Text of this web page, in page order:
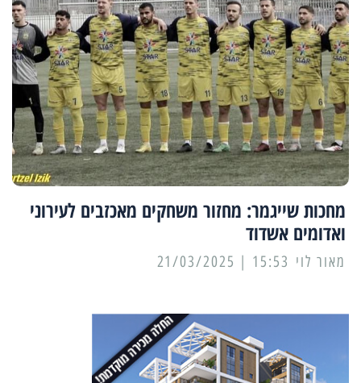
מחכות שייגמר: מחזור משחקים מאכזבים לעירוני
ואדומים אשדוד
מאור לוי 15:53 | 21/03/2025